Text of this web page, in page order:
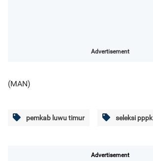
Advertisement
(MAN)
pemkab luwu timur seleksi pppk
Advertisement